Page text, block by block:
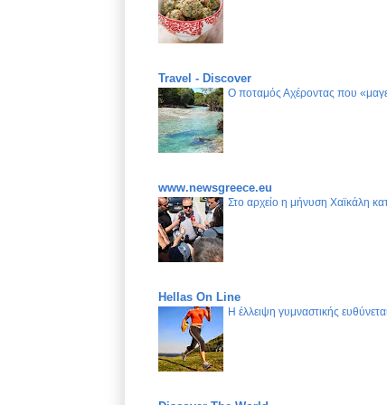
Travel - Discover
Ο ποταμός Αχέροντας που
www.newsgreece.eu
Στο αρχείο η μήνυση Χαϊκάλη
Hellas On Line
Η έλλειψη γυμναστικής